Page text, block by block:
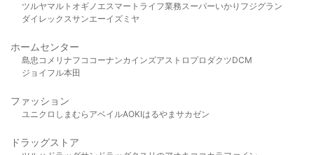
ツルヤマルト オギノ エスマート ライフ業務スーパーいかり フジグラン
ダイレックスサンエーイズミヤ
ホームセンター
島忠 コメリ ナフコ コーナンカインズアストロプロダクツDCM
ジョイフル本田
ファッション
ユニクロ しまむら アベイルAOKIはるやま サカゼン
ドラッグストア